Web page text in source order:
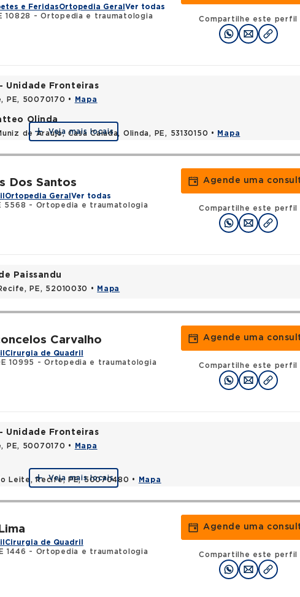
e FeridasOrtopedia Geral Ver todas
10828 - Ortopedia e traumatologia
Compartilhe este perfil
Unidade Fronteiras
PE, 50070170 • Mapa
Olinda
de Araujo, Casa Caiada, Olinda, PE, 53130150 • Mapa
Veja mais locais
Dos Santos
Ortopedia Geral Ver todas
5568 - Ortopedia e traumatologia
Agende uma
Compartilhe este perfil
Paissandu
PE, 52010030 • Mapa
Carvalho
Cirurgia de Quadril
10995 - Ortopedia e traumatologia
Agende uma
Compartilhe este perfil
Unidade Fronteiras
PE, 50070170 • Mapa
Leite, Recife, PE, 50070480 • Mapa
Veja mais locais
Cirurgia de Quadril
1446 - Ortopedia e traumatologia
Agende uma
Compartilhe este perfil